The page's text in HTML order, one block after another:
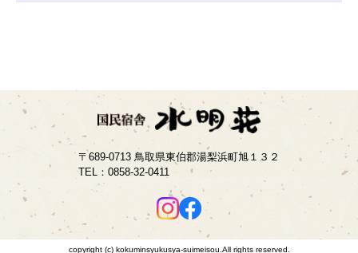
〒689-0713 鳥取県東伯郡湯梨浜町旭１３２
TEL： 0858-32-0411
copyright (c) kokuminsyukusya-suimeisou.All rights reserved.